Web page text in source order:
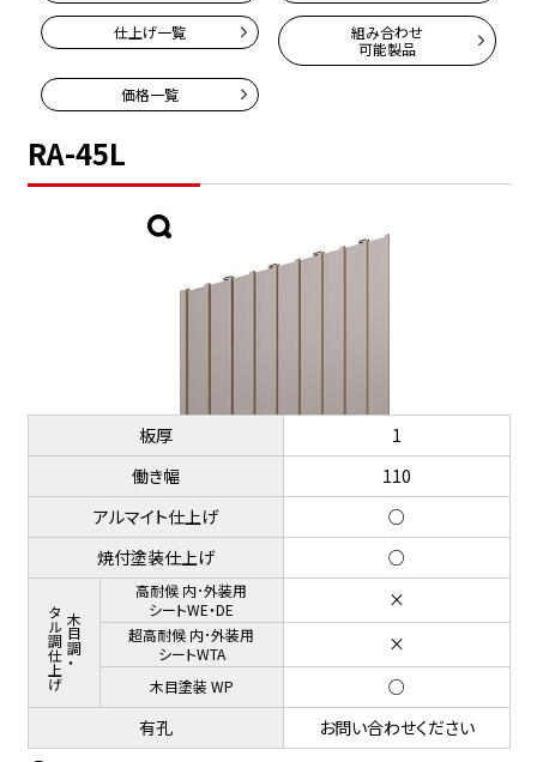
仕上げ一覧
組み合わせ
可能製品
価格一覧
RA-45L
板厚
1
働き幅
110
アルマイト仕上げ
○
焼付塗装仕上げ
○
木目調・
メタル調仕上げ
高耐候 内･外装用
シートWE・DE
×
超高耐候 内･外装用
シートWTA
×
木目塗装 WP
○
有孔
お問い合わせください